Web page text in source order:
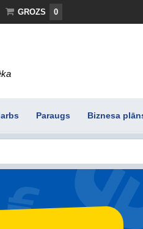
GROZS 0
Paraugs Biznesa